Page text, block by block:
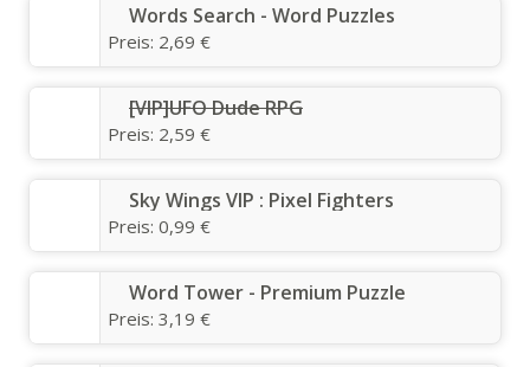
Words Search - Word Puzzles
Preis: 2,69 €
[VIP]UFO Dude RPG
Preis: 2,59 €
Sky Wings VIP : Pixel Fighters
Preis: 0,99 €
Word Tower - Premium Puzzle
Preis: 3,19 €